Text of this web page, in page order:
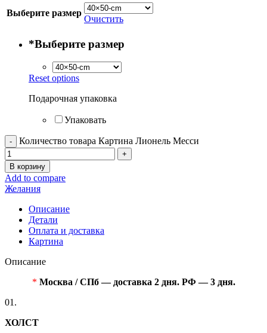
Выберите размер
Очистить
*Выберите размер
Reset options
Подарочная упаковка
Упаковать
Количество товара Картина Лионель Месси
В корзину
Add to compare
Желания
Описание
Детали
Оплата и доставка
Картина
Описание
* Москва / СПб — доставка 2 дня. РФ — 3 дня.
01.
ХОЛСТ